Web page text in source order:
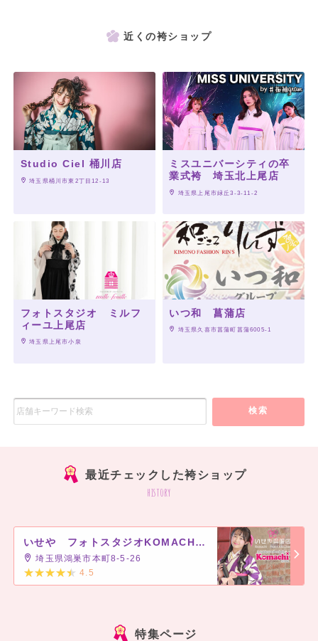
近くの袴ショップ
Studio Ciel 桶川店
埼玉県桶川市東2丁目12-13
ミスユニバーシティの卒
業式袴 埼玉北上尾店
埼玉県上尾市緑丘3-3-11-2
フォトスタジオ ミルフ
ィーユ上尾店
埼玉県上尾市小泉
いつ和 菖蒲店
埼玉県久喜市菖蒲町菖蒲6005-1
検索
最近チェックした袴ショップ
history
いせや フォトスタジオKOMACHI 鴻巣店
埼玉県鴻巣市本町8-5-26
4.5
特集ページ